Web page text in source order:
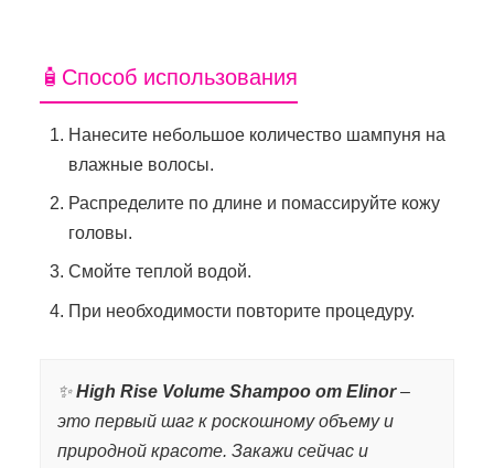
🧴Способ использования
Нанесите небольшое количество шампуня на
влажные волосы.
Распределите по длине и помассируйте кожу
головы.
Смойте теплой водой.
При необходимости повторите процедуру.
✨High Rise Volume Shampoo от Elinor–
это первый шаг к роскошному объему и
природной красоте. Закажи сейчас и